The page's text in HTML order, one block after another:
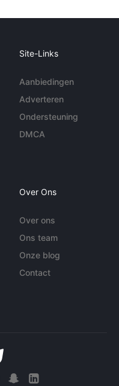
Site-Links
Aanbiedingen
Adverteren
Ondersteuning
DMCA
Over Ons
Over ons
Ons team
Onze blog
Contact